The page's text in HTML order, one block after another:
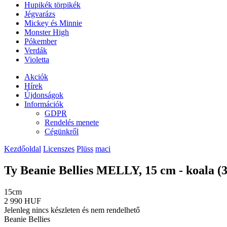
Hupikék törpikék
Jégvarázs
Mickey és Minnie
Monster High
Pókember
Verdák
Violetta
Akciók
Hírek
Újdonságok
Információk
GDPR
Rendelés menete
Cégünkről
Kezdőoldal Licenszes Plüss maci
Ty Beanie Bellies MELLY, 15 cm - koala
15cm
2 990 HUF
Jelenleg nincs készleten és nem rendelhető
Beanie Bellies